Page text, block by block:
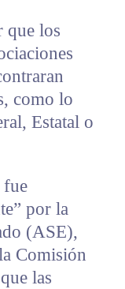
que los
como lo
Estatal o
fue
por la
(ASE),
Comisión
las